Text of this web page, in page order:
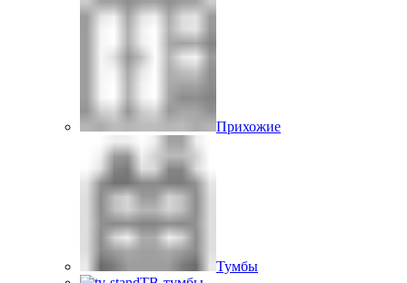
Прихожие
Тумбы